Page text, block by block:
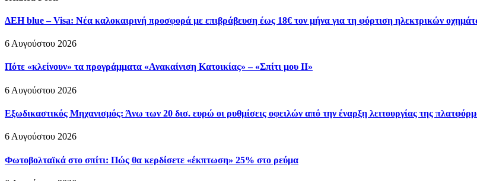
ΔΕΗ blue – Visa: Νέα καλοκαιρινή προσφορά με επιβράβευση έως 18€ τον μήνα για τη φόρτιση ηλεκτρικών
6 Αυγούστου 2026
Πότε «κλείνουν» τα προγράμματα «Ανακαίνιση Κατοικίας» – «Σπίτι μου ΙΙ»
6 Αυγούστου 2026
Εξωδικαστικός Μηχανισμός: Άνω των 20 δισ. ευρώ οι ρυθμίσεις οφειλών από την έναρξη λειτουργίας της
6 Αυγούστου 2026
Φωτοβολταϊκά στο σπίτι: Πώς θα κερδίσετε «έκπτωση» 25% στο ρεύμα